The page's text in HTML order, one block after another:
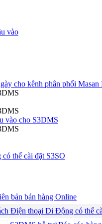
vào
cho kênh phân phối Masan
vào cho S3DMS
thể cài đặt S3SO
bản bán hàng Online
Điện thoại Di Động có thể